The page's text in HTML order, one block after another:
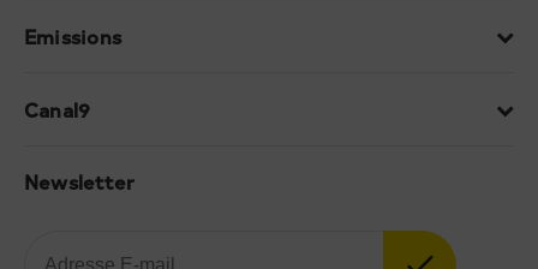
Emissions
Canal9
Newsletter